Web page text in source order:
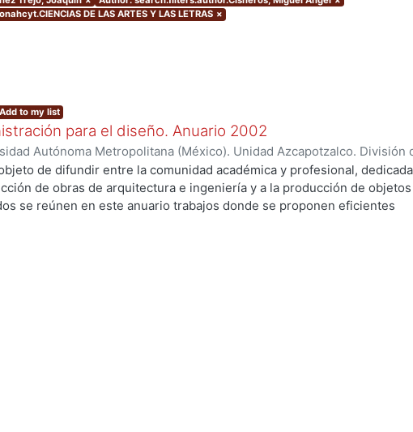
DE LAS ARTES Y LAS LETRAS ×
Add to my list
para el diseño. Anuario 2002
Autónoma Metropolitana (México). Unidad Azcapotzalco. División
y Artes para el Diseño.,2002)Carpio Utrilla, César Jorge;Poó Rubio,
Cervantes Abarca, Alejandro;Jiménez Trejo, Joaquín;Vilchis Salazar,
Rodríguez Martínez, Jorge;Flores Bustamante, Antonio;Rocha Chiú, Luis
de difundir entre la comunidad académica y profesional,
de obras de arquitectura e ingeniería y a la producción de objetos
se reúnen en este anuario trabajos donde se proponen eficientes